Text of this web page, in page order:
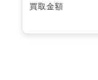
買取金額